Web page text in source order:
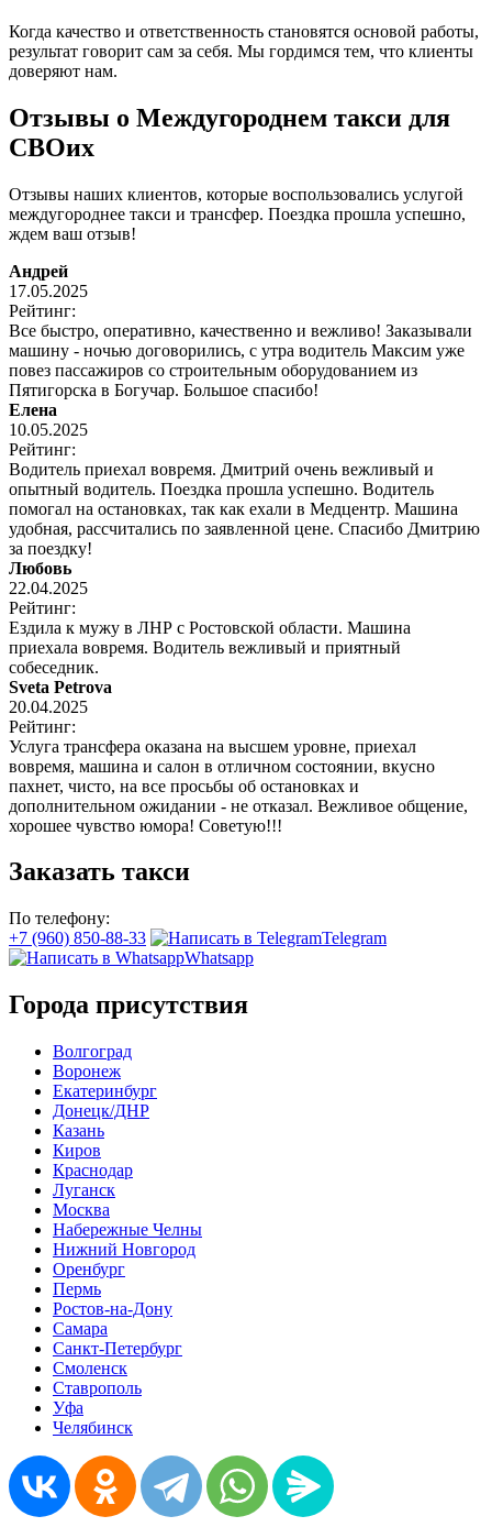
Когда качество и ответственность становятся основой работы,
результат говорит сам за себя. Мы гордимся тем, что клиенты
доверяют нам.
Отзывы о Междугороднем такси для
СВОих
Отзывы наших клиентов, которые воспользовались услугой
междугороднее такси и трансфер. Поездка прошла успешно,
ждем ваш отзыв!
Андрей
17.05.2025
Рейтинг:
Все быстро, оперативно, качественно и вежливо! Заказывали
машину - ночью договорились, с утра водитель Максим уже
повез пассажиров со строительным оборудованием из
Пятигорска в Богучар. Большое спасибо!
Елена
10.05.2025
Рейтинг:
Водитель приехал вовремя. Дмитрий очень вежливый и
опытный водитель. Поездка прошла успешно. Водитель
помогал на остановках, так как ехали в Медцентр. Машина
удобная, рассчитались по заявленной цене. Спасибо Дмитрию
за поездку!
Любовь
22.04.2025
Рейтинг:
Ездила к мужу в ЛНР с Ростовской области. Машина
приехала вовремя. Водитель вежливый и приятный
собеседник.
Sveta Petrova
20.04.2025
Рейтинг:
Услуга трансфера оказана на высшем уровне, приехал
вовремя, машина и салон в отличном состоянии, вкусно
пахнет, чисто, на все просьбы об остановках и
дополнительном ожидании - не отказал. Вежливое общение,
хорошее чувство юмора! Советую!!!
Заказать такси
По телефону:
+7 (960) 850-88-33
Telegram
Whatsapp
Города присутствия
Волгоград
Воронеж
Екатеринбург
Донецк/ДНР
Казань
Киров
Краснодар
Луганск
Москва
Набережные Челны
Нижний Новгород
Оренбург
Пермь
Ростов-на-Дону
Самара
Санкт-Петербург
Смоленск
Ставрополь
Уфа
Челябинск